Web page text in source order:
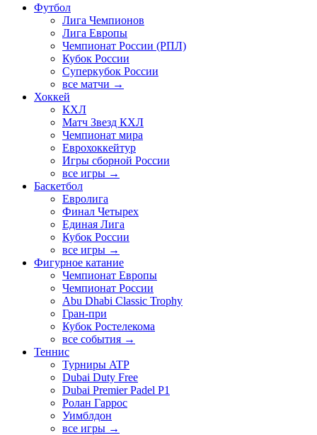
Футбол
Лига Чемпионов
Лига Европы
Чемпионат России (РПЛ)
Кубок России
Суперкубок России
все матчи →
Хоккей
КХЛ
Матч Звезд КХЛ
Чемпионат мира
Еврохоккейтур
Игры сборной России
все игры →
Баскетбол
Евролига
Финал Четырех
Единая Лига
Кубок России
все игры →
Фигурное катание
Чемпионат Европы
Чемпионат России
Abu Dhabi Classic Trophy
Гран-при
Кубок Ростелекома
все события →
Теннис
Турниры ATP
Dubai Duty Free
Dubai Premier Padel P1
Ролан Гаррос
Уимблдон
все игры →